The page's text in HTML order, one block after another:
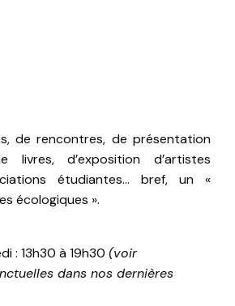
de rencontres, de présentation
livres, d’exposition d’artistes
étudiantes… bref, un «
écologiques ».
: 13h30 à 19h30 (voir
dans nos dernières